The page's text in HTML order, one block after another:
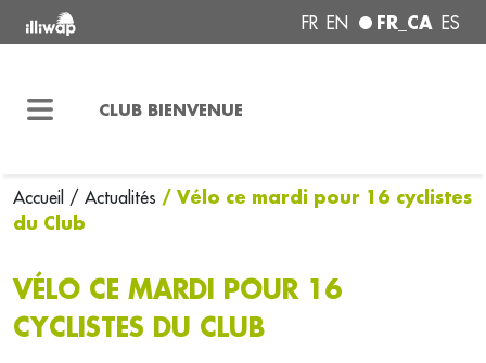
FR EN FR_CA ES
CLUB BIENVENUE
Accueil / Actualités / Vélo ce mardi pour 16 cyclistes
du Club
VÉLO CE MARDI POUR 16
CYCLISTES DU CLUB